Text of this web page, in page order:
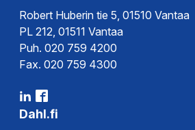
Sertifikaatit
Robert Huberin tie 5, 01510 Vantaa
PL 212, 01511 Vantaa
Puh. 020 759 4200
Fax. 020 759 4300
Dahl.fi